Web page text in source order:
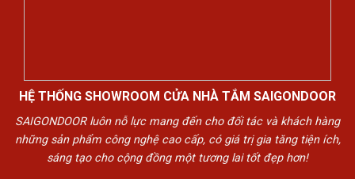
HỆ THỐNG SHOWROOM CỬA NHÀ TẮM SAIGONDOOR
SAIGONDOOR luôn nỗ lực mang đến cho đối tác và khách hàng
những sản phẩm công nghệ cao cấp, có giá trị gia tăng tiện ích,
sáng tạo cho cộng đồng một tương lai tốt đẹp hơn!